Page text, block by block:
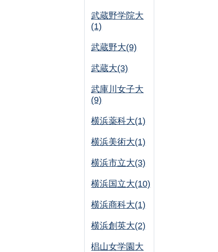
武蔵野学院大
(1)
武蔵野大(9)
武蔵大(3)
武庫川女子大
(9)
横浜薬科大(1)
横浜美術大(1)
横浜市立大(3)
横浜国立大(10)
横浜商科大(1)
横浜創英大(2)
椙山女学園大